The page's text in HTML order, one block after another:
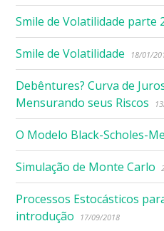
Smile de Volatilidade parte
Smile de Volatilidade 18/01/
Debêntures? Curva de
Mensurando seus Riscos
O Modelo Black-Scholes-
Simulação de Monte Carlo
Processos Estocásticos
introdução
17/09/2018